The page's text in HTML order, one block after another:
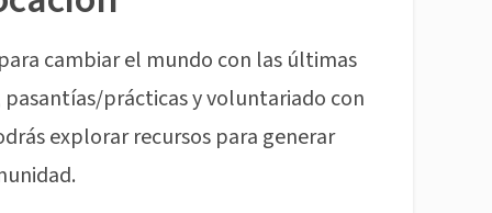
cambiar el mundo con las últimas
prácticas y voluntariado con
explorar recursos para generar